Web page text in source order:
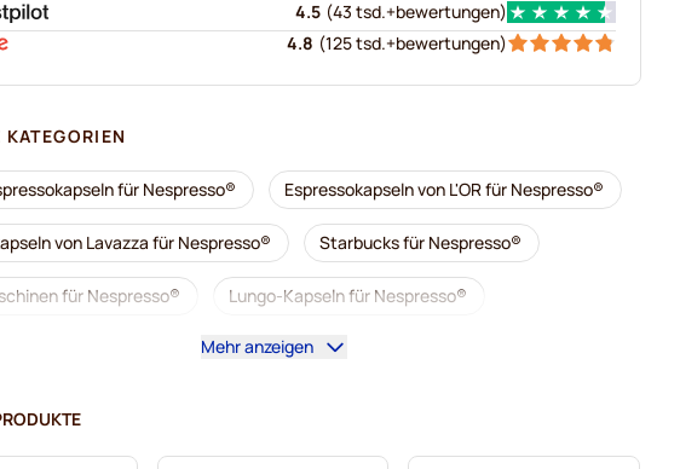
4.5 (43 tsd.+bewertungen)
4.8 (125 tsd.+bewertungen)
für Nespresso® Espressokapseln von L'OR für Nespresso®
von Lavazza für Nespresso® Starbucks für Nespresso®
für Nespresso® Lungo-Kapseln für Nespresso®
Kaffeekapseln von illy für Nespresso®
dazu für Nespresso® Entkalkung und Reinigung für Nespresso®
Mehr anzeigen